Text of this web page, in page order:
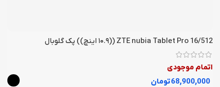
ZTE nubia Tablet Pro 16/512 ((۱۰.۹ اینچ)) پک گلوبال
اتمام موجودی
تومان